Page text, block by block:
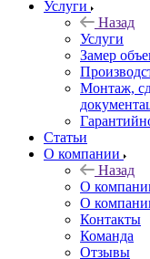
Услуги
Назад
Услуги
Замер
Монтаж,
Статьи
О компании
Назад
О
О
Контакты
Команда
Отзывы